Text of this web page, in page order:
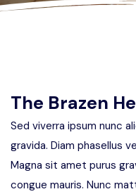
The Brazen
Sed viverra ipsum nunc
gravida. Diam phasellus
Magna sit amet purus
congue mauris. Nunc